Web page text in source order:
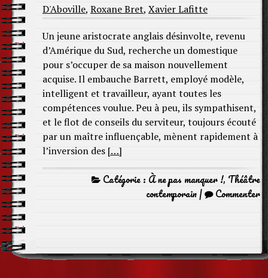
D'Aboville, Roxane Bret, Xavier Lafitte
Un jeune aristocrate anglais désinvolte, revenu
d’Amérique du Sud, recherche un domestique
pour s’occuper de sa maison nouvellement
acquise. Il embauche Barrett, employé modèle,
intelligent et travailleur, ayant toutes les
compétences voulue. Peu à peu, ils sympathisent,
et le flot de conseils du serviteur, toujours écouté
par un maître influençable, mènent rapidement à
l’inversion des […]
Catégorie : À ne pas manquer !, Théâtre
contemporain| Commenter